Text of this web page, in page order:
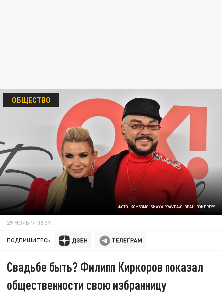
ФОТО: KOMSOMOLSKAYA PRAVDA/GLOBALLOOKPRESS
ОБЩЕСТВО
29 НОЯБРЯ 08:37
ПОДПИШИТЕСЬ:
Свадьбе быть? Филипп Киркоров показал
общественности свою избранницу